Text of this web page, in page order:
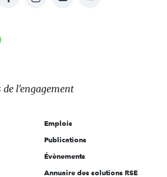
de l'engagement
Emplois
Publications
Évènements
Annuaire des solutions RSE